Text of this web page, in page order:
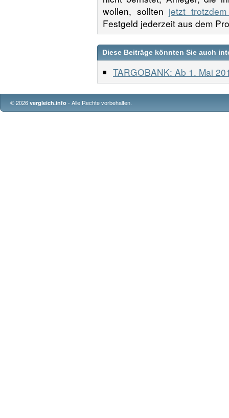
wollen, sollten jetzt
Festgeld jederzeit aus dem
Diese Beiträge könnten Sie auch
TARGOBANK: Ab 1. Mai
© 2026 vergleich.info - Alle Rechte vorbehalten.